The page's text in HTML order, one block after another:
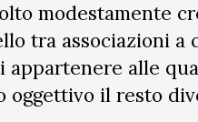
modestamente
tra associazioni a
appartenere alle
oggettivo il resto